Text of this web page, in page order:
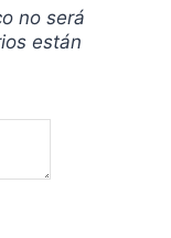
no será
están